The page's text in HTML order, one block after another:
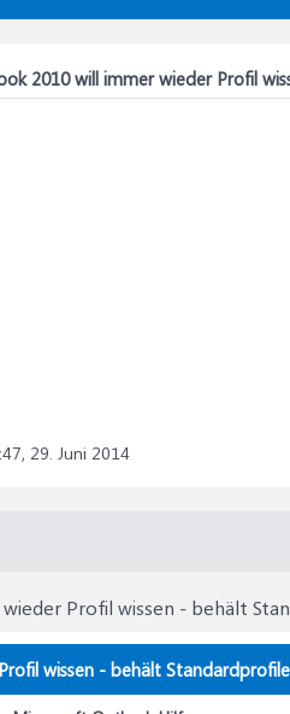
2010 will immer wieder Profil
29. Juni 2014
Profil wissen - behält
wissen - behält